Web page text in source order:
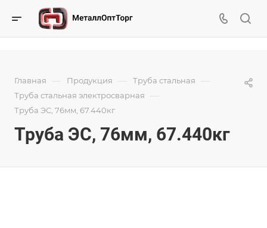
Главная — Продукция — Труба стальная —
Труба стальная электросварная —
Труба ЭС, 76мм, 67.440кг
Труба ЭС, 76мм, 67.440кг